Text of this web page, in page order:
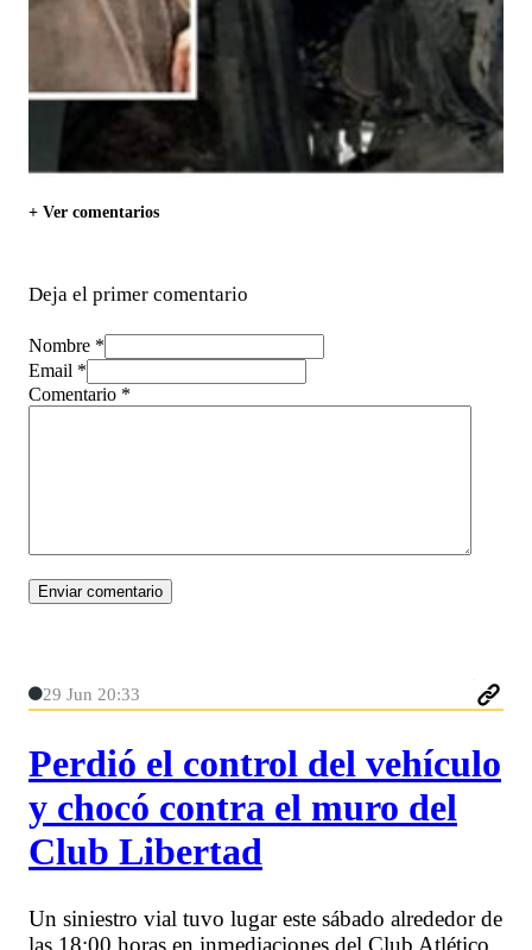
+ Ver comentarios
Deja el primer comentario
Nombre *
Email *
Comentario *
29 Jun 20:33
Perdió el control del vehículo
y chocó contra el muro del
Club Libertad
Un siniestro vial tuvo lugar este sábado alrededor de
las 18:00 horas en inmediaciones del Club Atlético